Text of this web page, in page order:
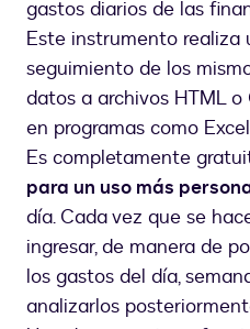
gastos diarios de las
Este instrumento realiza
seguimiento de los
datos a archivos HTML
en programas como
Es completamente
para un uso más
día. Cada vez que se
ingresar, de manera de
los gastos del día,
analizarlos